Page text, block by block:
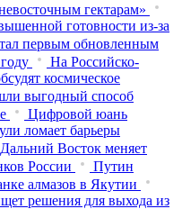
гектарам»
готовности из‑за
первым обновленным
На Российско-
космическое
выгодный способ
Цифровой юань
ломает барьеры
Восток меняет
России
Путин
алмазов в Якутии
решения для выхода из